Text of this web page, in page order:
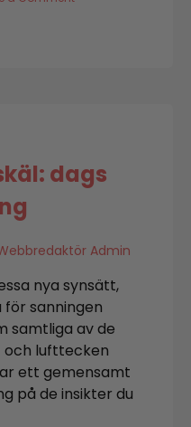
dags
Admin
nya synsätt,
sanningen
samtliga av de
lufttecken
ett gemensamt
på de insikter du